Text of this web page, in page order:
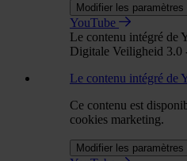
Modifier les
YouTube
Le contenu intégré de
Digitale Veiligheid 3.0
Le contenu intégré de
Ce contenu est
cookies marketing.
Modifier les